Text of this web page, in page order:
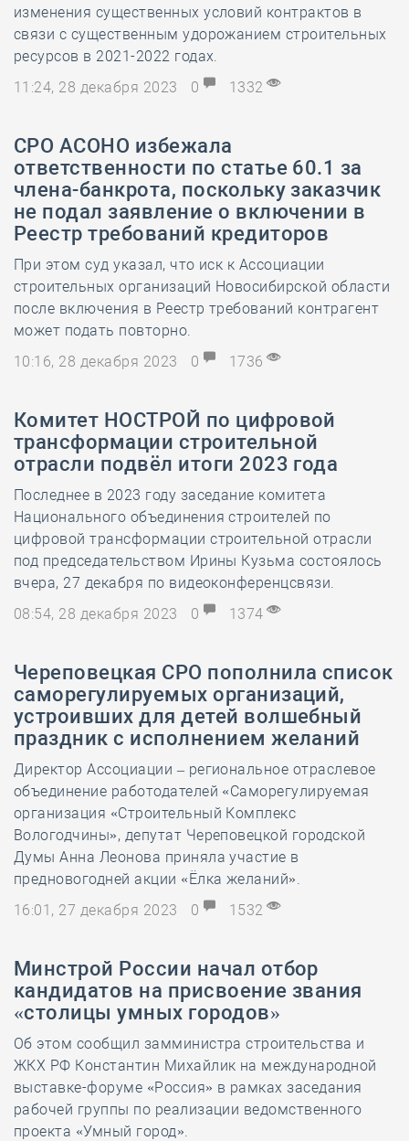
изменения существенных условий контрактов в
связи с существенным удорожанием строительных
ресурсов в 2021-2022 годах.
11:24, 28 декабря 2023
0 1332
СРО АСОНО избежала
ответственности по статье 60.1 за
члена-банкрота, поскольку заказчик
не подал заявление о включении в
Реестр требований кредиторов
При этом суд указал, что иск к Ассоциации
строительных организаций Новосибирской области
после включения в Реестр требований контрагент
может подать повторно.
10:16, 28 декабря 2023
0 1736
Комитет НОСТРОЙ по цифровой
трансформации строительной
отрасли подвёл итоги 2023 года
Последнее в 2023 году заседание комитета
Национального объединения строителей по
цифровой трансформации строительной отрасли
под председательством Ирины Кузьма состоялось
вчера, 27 декабря по видеоконференцсвязи.
08:54, 28 декабря 2023
0 1374
Череповецкая СРО пополнила список
саморегулируемых организаций,
устроивших для детей волшебный
праздник с исполнением желаний
Директор Ассоциации – региональное отраслевое
объединение работодателей «Саморегулируемая
организация «Строительный Комплекс
Вологодчины», депутат Череповецкой городской
Думы Анна Леонова приняла участие в
предновогодней акции «Ёлка желаний».
16:01, 27 декабря 2023
0 1532
Минстрой России начал отбор
кандидатов на присвоение звания
«столицы умных городов»
Об этом сообщил замминистра строительства и
ЖКХ РФ Константин Михайлик на международной
выставке-форуме «Россия» в рамках заседания
рабочей группы по реализации ведомственного
проекта «Умный город».